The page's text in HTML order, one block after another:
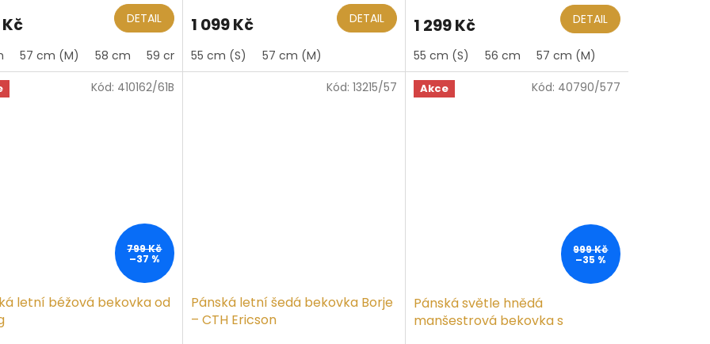
DETAIL
57 cm (M) 58 cm 59 cm (L) 60 cm 61 cm (XL)
1 099 Kč DETAIL
55 cm (S) 57 cm (M)
je
z
5
hvězdiček.
1 299 Kč DETAIL
55 cm (S) 56 cm 57 cm (M)
799 Kč
–37 %
letní béžová bekovka od
Kód: 410162/61B
Pánská letní šedá bekovka Borje
– CTH Ericson
Kód: 13215/57 Akce
999 Kč
–35 %
Pánská světle hnědá
manšestrová bekovka s
Kód: 40790/577